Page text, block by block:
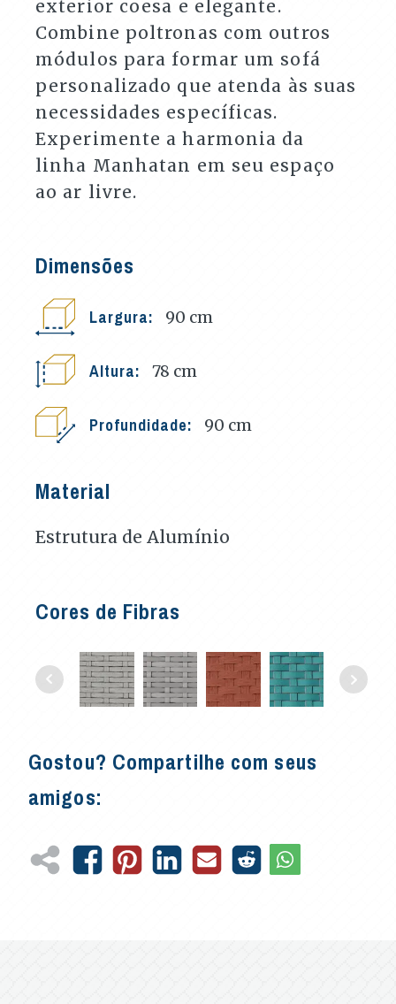
exterior coesa e elegante.
Combine poltronas com outros
módulos para formar um sofá
personalizado que atenda às suas
necessidades específicas.
Experimente a harmonia da
linha Manhatan em seu espaço
ao ar livre.
Dimensões
Largura: 90 cm
Altura: 78 cm
Profundidade: 90 cm
Material
Estrutura de Alumínio
Cores de Fibras
Gostou? Compartilhe com seus
amigos: